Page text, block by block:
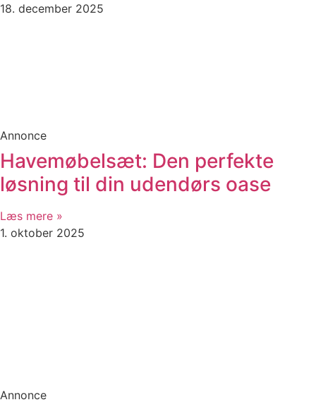
18. december 2025
Annonce
Havemøbelsæt: Den perfekte
løsning til din udendørs oase
Læs mere »
1. oktober 2025
Annonce